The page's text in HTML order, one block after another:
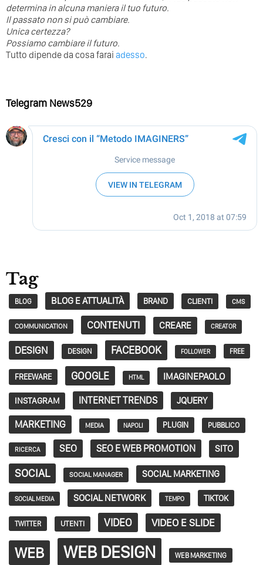
determina in alcuna maniera il tuo futuro. ⁣
⁣Il passato non si può cambiare.
Unica certezza?
Possiamo cambiare il futuro.
Tutto dipende da cosa farai adesso.
Telegram News529
Tag
BLOG BLOG E ATTUALITÀ BRAND CLIENTI CMS
COMMUNICATION CONTENUTI CREARE CREATOR
DESIGN DESIGN FACEBOOK FOLLOWER FREE
FREEWARE GOOGLE HTML IMAGINEPAOLO
INSTAGRAM INTERNET TRENDS JQUERY
MARKETING MEDIA NAPOLI PLUGIN PUBBLICO
RICERCA SEO SEO E WEB PROMOTION SITO
SOCIAL SOCIAL MANAGER SOCIAL MARKETING
SOCIAL MEDIA SOCIAL NETWORK TEMPO TIKTOK
TWITTER UTENTI VIDEO VIDEO E SLIDE
WEB WEB DESIGN WEB MARKETING